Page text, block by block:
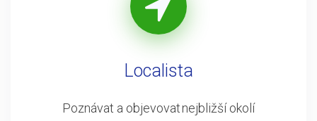
Localista
Poznávat a objevovat nejbližší okolí